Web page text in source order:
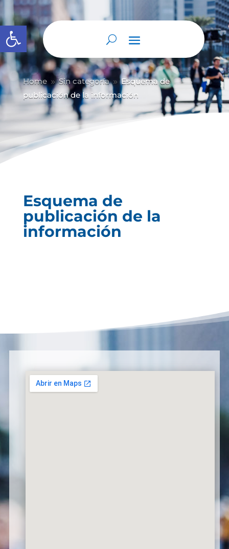
Abrir barra de herramientas
Home 9 Sin categoría 9 Esquema de
publicación de la información
Esquema de
publicación de la
información